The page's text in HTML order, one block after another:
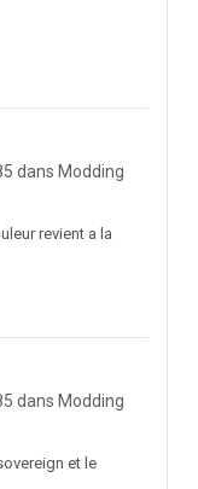
dans Modding
revient a la
dans Modding
et le